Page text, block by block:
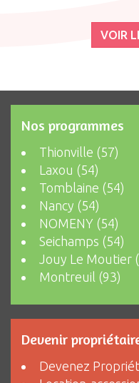
VOIR
Nos programmes
Thionville (57)
Laxou (54)
Tomblaine (54)
Nancy (54)
NOMENY (54)
Seichamps (54)
Jouy Le Moutier
Montreuil (93)
Devenir
Devenez